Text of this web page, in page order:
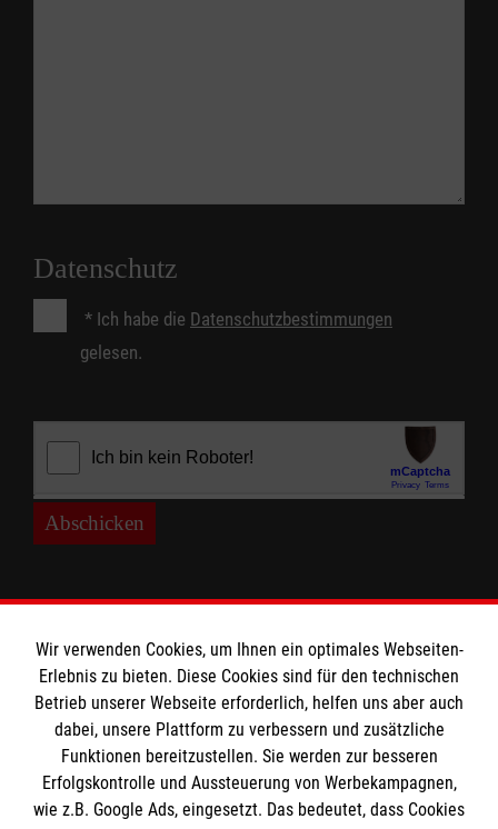
Datenschutz
* Ich habe die Datenschutzbestimmungen
gelesen.
Abschicken
Informationen
Impressum
Datenschutz
Wir verwenden Cookies, um Ihnen ein optimales Webseiten-
Erlebnis zu bieten. Diese Cookies sind für den technischen
Betrieb unserer Webseite erforderlich, helfen uns aber auch
dabei, unsere Plattform zu verbessern und zusätzliche
Funktionen bereitzustellen. Sie werden zur besseren
Erfolgskontrolle und Aussteuerung von Werbekampagnen,
wie z.B. Google Ads, eingesetzt. Das bedeutet, dass Cookies